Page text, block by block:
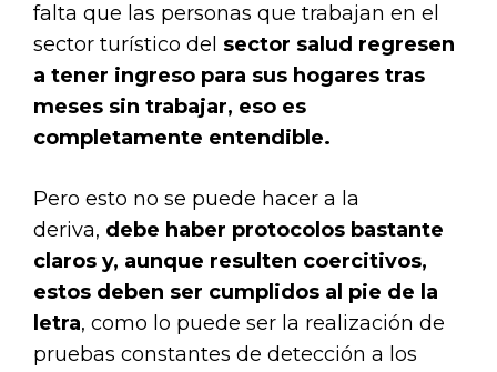
falta que las personas que trabajan en el
sector turístico del sector salud regresen
a tener ingreso para sus hogares tras
meses sin trabajar, eso es
completamente entendible.
Pero esto no se puede hacer a la
deriva, debe haber protocolos bastante
claros y, aunque resulten coercitivos,
estos deben ser cumplidos al pie de la
letra, como lo puede ser la realización de
pruebas constantes de detección a los